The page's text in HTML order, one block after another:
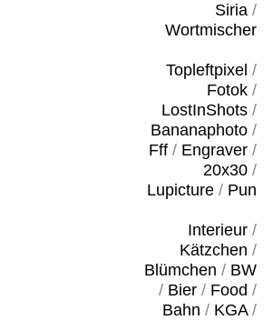
Siria/
Wortmischer
Topleftpixel /
Fotok/
LostInShots/
Bananaphoto/
Fff/ Engraver/
20x30/
Lupicture/ Pun
Interieur/
Kätzchen /
Blümchen / BW
/ Bier/ Food /
Bahn / KGA/